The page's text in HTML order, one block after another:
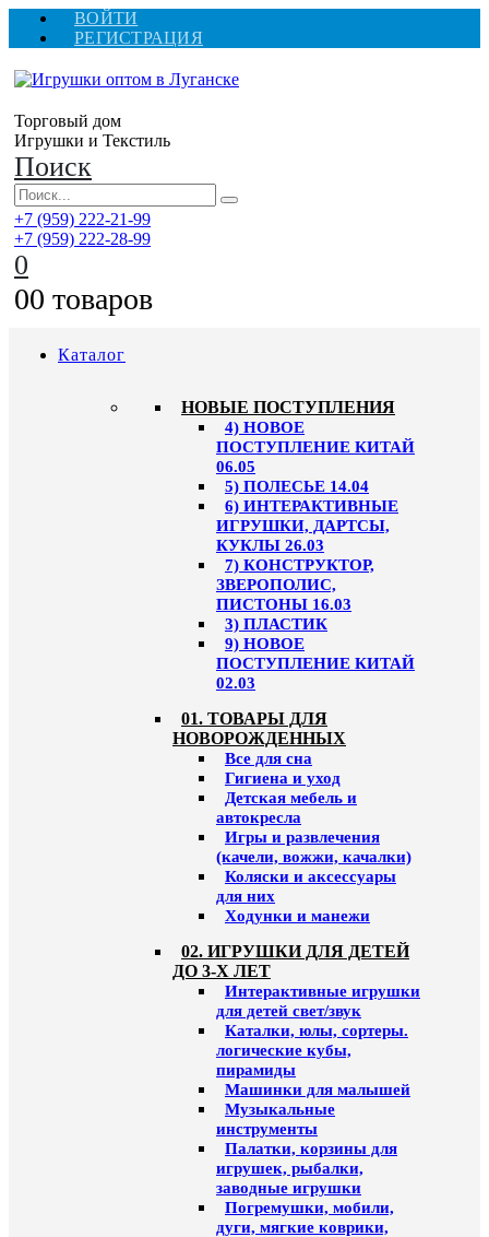
ВОЙТИ
РЕГИСТРАЦИЯ
Торговый дом
Игрушки и Текстиль
Поиск
+7 (959) 222-21-99
+7 (959) 222-28-99
0
00 товаров
Каталог
НОВЫЕ ПОСТУПЛЕНИЯ
4) НОВОЕ
ПОСТУПЛЕНИЕ КИТАЙ
06.05
5) ПОЛЕСЬЕ 14.04
6) ИНТЕРАКТИВНЫЕ
ИГРУШКИ, ДАРТСЫ,
КУКЛЫ 26.03
7) КОНСТРУКТОР,
ЗВЕРОПОЛИС,
ПИСТОНЫ 16.03
3) ПЛАСТИК
9) НОВОЕ
ПОСТУПЛЕНИЕ КИТАЙ
02.03
01. ТОВАРЫ ДЛЯ
НОВОРОЖДЕННЫХ
Все для сна
Гигиена и уход
Детская мебель и
автокресла
Игры и развлечения
(качели, вожжи, качалки)
Коляски и аксессуары
для них
Ходунки и манежи
02. ИГРУШКИ ДЛЯ ДЕТЕЙ
ДО 3-Х ЛЕТ
Интерактивные игрушки
для детей свет/звук
Каталки, юлы, сортеры.
логические кубы,
пирамиды
Машинки для малышей
Музыкальные
инструменты
Палатки, корзины для
игрушек, рыбалки,
заводные игрушки
Погремушки, мобили,
дуги, мягкие коврики,